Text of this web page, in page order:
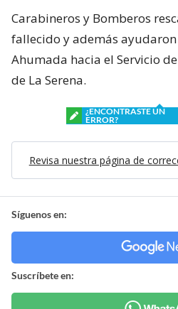
Carabineros y Bomberos
fallecido y además
Ahumada hacia el Servicio
de La Serena.
¿ENCONTRASTE UN
ERROR?
Revisa nuestra página de
Síguenos en:
Suscríbete en: